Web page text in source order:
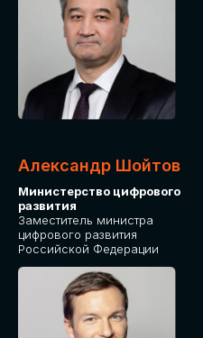
Александр Шойтов
Министерство цифрового
развития
Заместитель министра
цифрового развития
Российской Федерации